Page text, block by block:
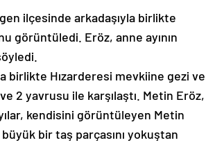
ilçesinde arkadaşıyla birlikte
görüntüledi. Eröz, anne ayının
birlikte Hızarderesi mevkiine gezi ve
2 yavrusu ile karşılaştı. Metin Eröz,
kendisini görüntüleyen Metin
büyük bir taş parçasını yokuştan